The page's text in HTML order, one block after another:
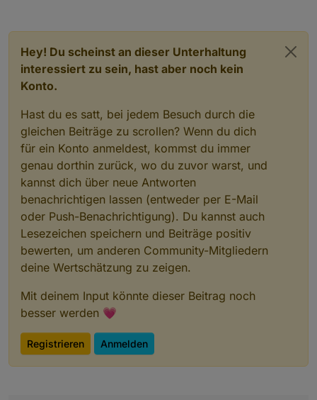
Hey! Du scheinst an dieser Unterhaltung
interessiert zu sein, hast aber noch kein
Konto.
Hast du es satt, bei jedem Besuch durch die
gleichen Beiträge zu scrollen? Wenn du dich
für ein Konto anmeldest, kommst du immer
genau dorthin zurück, wo du zuvor warst, und
kannst dich über neue Antworten
benachrichtigen lassen (entweder per E-Mail
oder Push-Benachrichtigung). Du kannst auch
Lesezeichen speichern und Beiträge positiv
bewerten, um anderen Community-Mitgliedern
deine Wertschätzung zu zeigen.
Mit deinem Input könnte dieser Beitrag noch
besser werden 💗
Registrieren Anmelden